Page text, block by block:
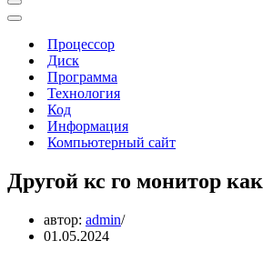
Меню
навигации
Меню
навигацииПроцессор
Диск
Программа
Технология
Код
Информация
Компьютерный сайт
Другой кс го монитор как
автор: admin
01.05.2024